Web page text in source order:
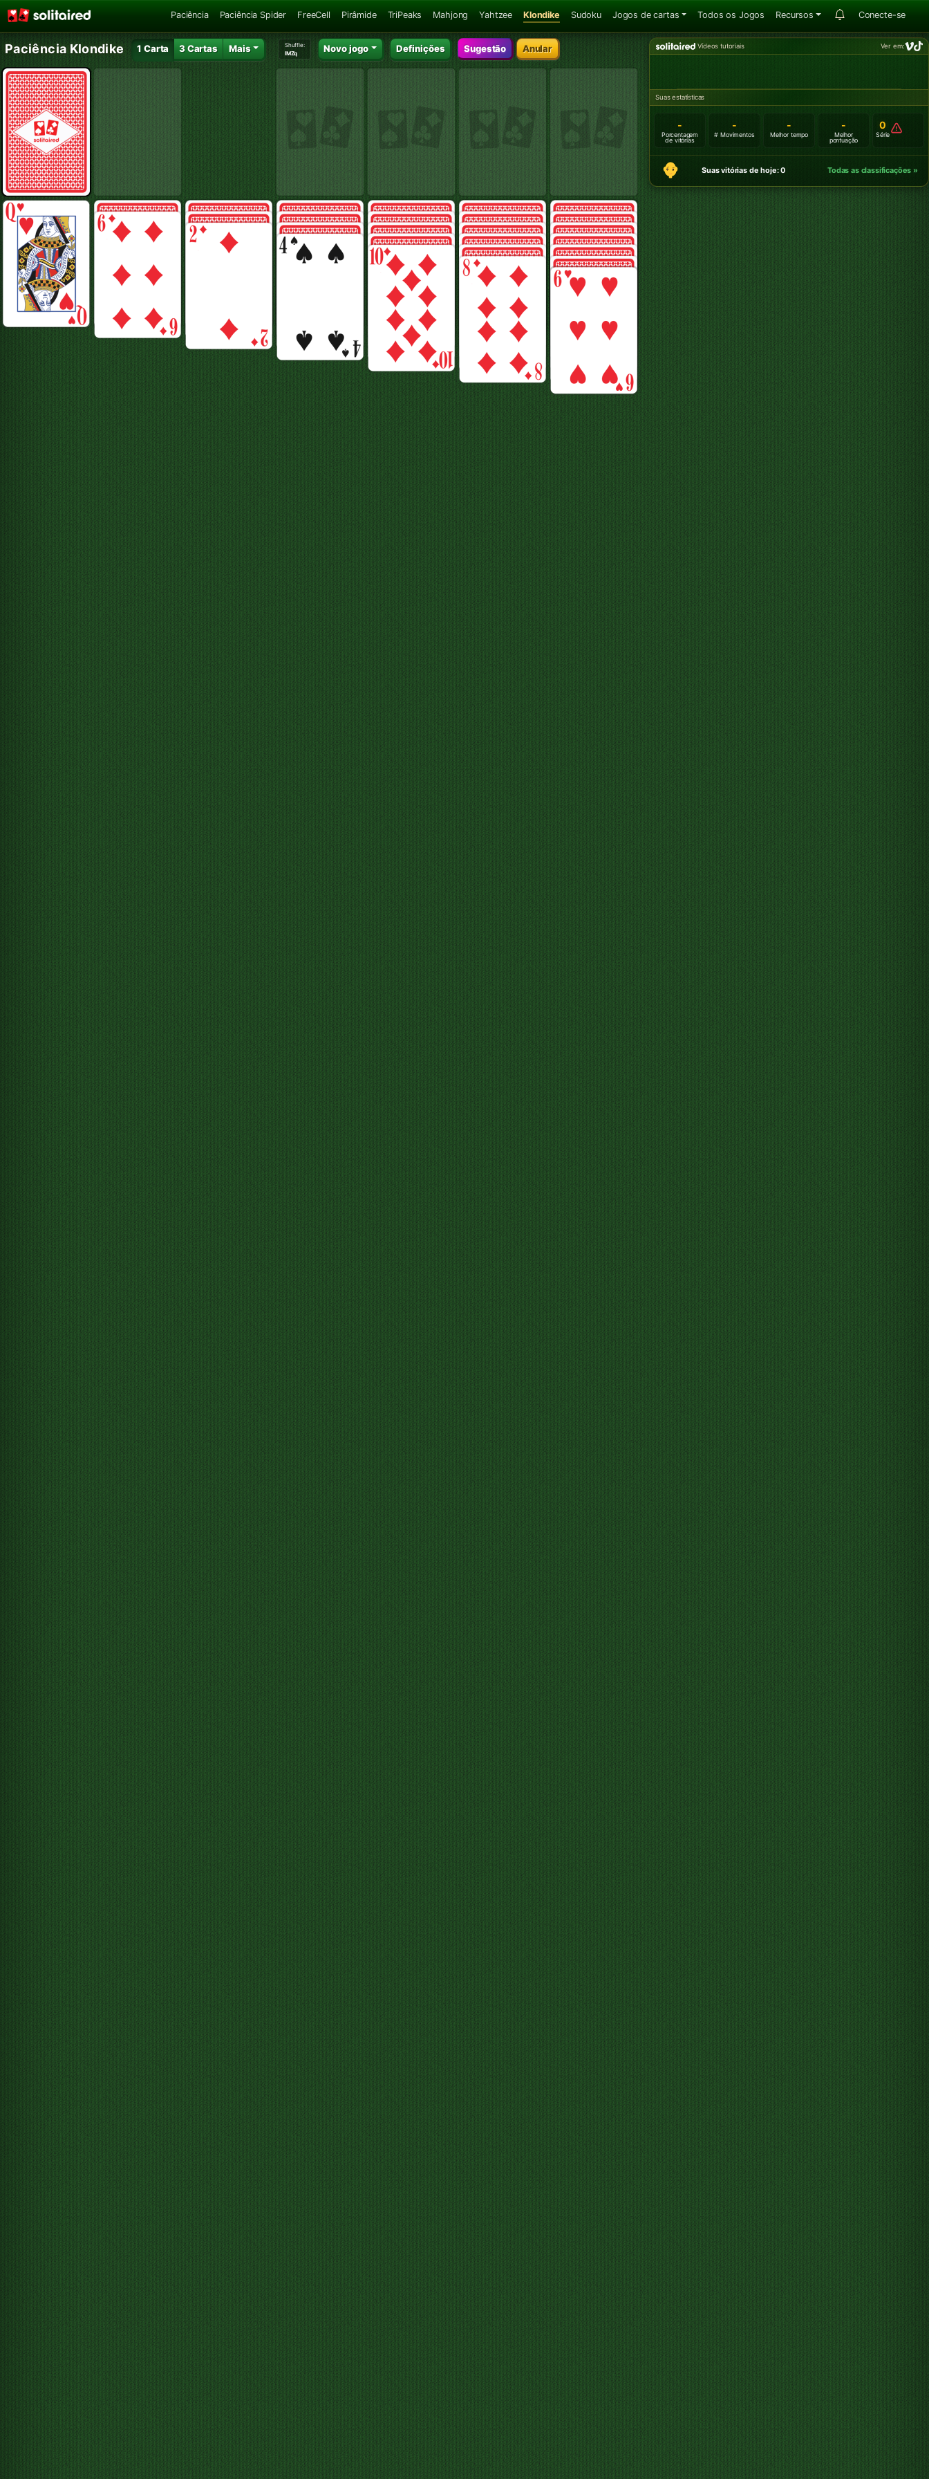
Paciência Paciência Spider FreeCell Pirâmide TriPeaks Mahjong Yahtzee Klondike Sudoku Jogos de cartas Todos os Jogos Recursos Conecte-se
Paciência Klondike 1 Carta 3 Cartas Mais
Shuffle:
IMZq
Novo jogo Definições Sugestão Anular Vídeos tutoriais Ver em:
Suas estatísticas
-
Porcentagem
de vitórias
-
# Movimentos
-
Melhor tempo
-
Melhor
pontuação
0
Série
Suas vitórias de hoje: 0 Todas as classificações »